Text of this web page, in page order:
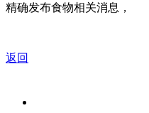
精确发布食物相关消息，
返回